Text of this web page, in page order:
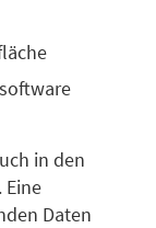
in den
Eine
Daten